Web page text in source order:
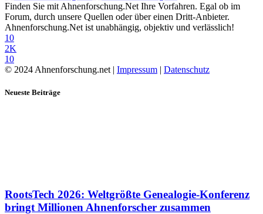
Finden Sie mit Ahnenforschung.Net Ihre Vorfahren. Egal ob im
Forum, durch unsere Quellen oder über einen Dritt-Anbieter.
Ahnenforschung.Net ist unabhängig, objektiv und verlässlich!
10
2K
10
© 2024 Ahnenforschung.net | Impressum | Datenschutz
Neueste Beiträge
RootsTech 2026: Weltgrößte Genealogie-Konferenz
bringt Millionen Ahnenforscher zusammen